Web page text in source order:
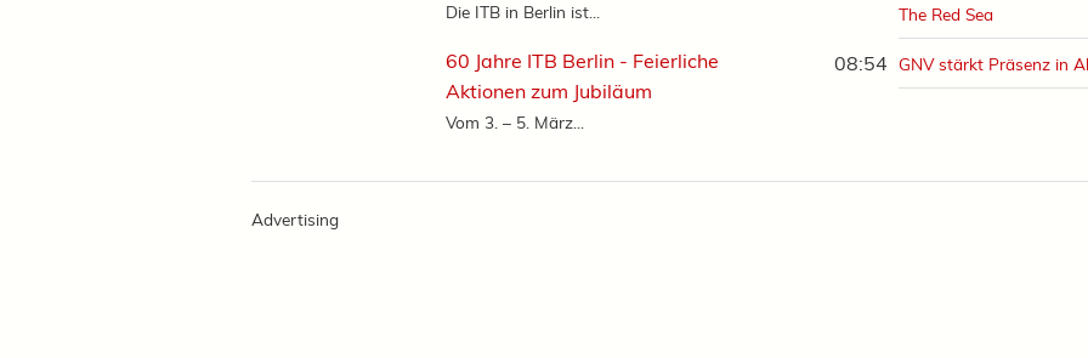
The Red Sea
08:54 GNV stärkt Präsenz in
Die ITB in Berlin ist...
60 Jahre ITB Berlin - Feierliche
Aktionen zum Jubiläum
Vom 3. – 5. März...
Advertising